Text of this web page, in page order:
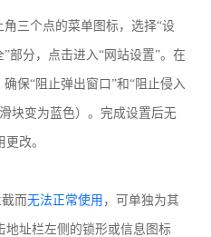
三个点的菜单图标，选择“设
部分，点击进入“网站设置”。在
保“阻止弹出窗口”和“阻止侵入
块变为蓝色）。完成设置后无
改。
而无法正常使用 ，可单独为其
地址栏左侧的锁形或信息图标